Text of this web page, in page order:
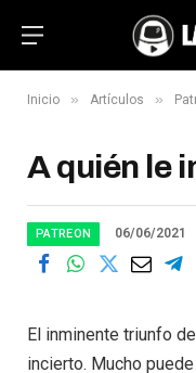
Inicio » Artículos »
A quién le
PATREON 06/06/2021
El inminente triunfo
incierto. Mucho